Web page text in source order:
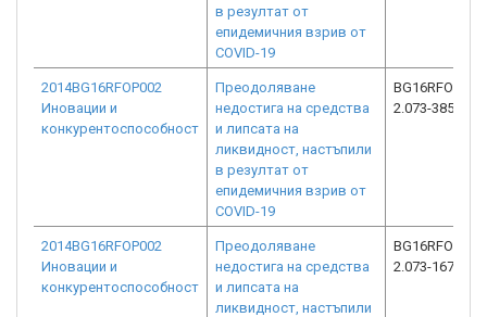
в резултат от
епидемичния взрив от
COVID-19
2014BG16RFOP002
Иновации и
конкурентоспособност
Преодоляване
недостига на средства
и липсата на
ликвидност, настъпили
в резултат от
епидемичния взрив от
COVID-19
BG16RFOP002-
2.073-3854-
2014BG16RFOP002
Иновации и
конкурентоспособност
Преодоляване
недостига на средства
и липсата на
ликвидност, настъпили
BG16RFOP002-
2.073-16714-